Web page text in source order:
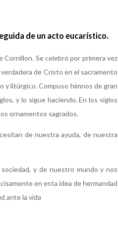
de un acto eucarístico.
Cornillon. Se celebró por primera vez
de Cristo en el sacramento
y litúrgico. Compuso himnos de gran
y lo sigue haciendo. En los siglos
ornamentos sagrados.
de nuestra ayuda, de nuestra
y de nuestro mundo y nos
en esta idea de hermandad
ante la vida